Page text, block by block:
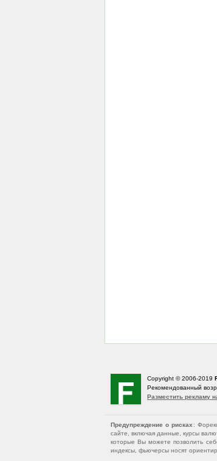
Copyright © 2006-2019
Рекомендованный
Разместить рекламу
Предупреждение о рисках :
сайте, включая данные, курсы
которые Вы можете позволить
индексы, фьючерсы носят